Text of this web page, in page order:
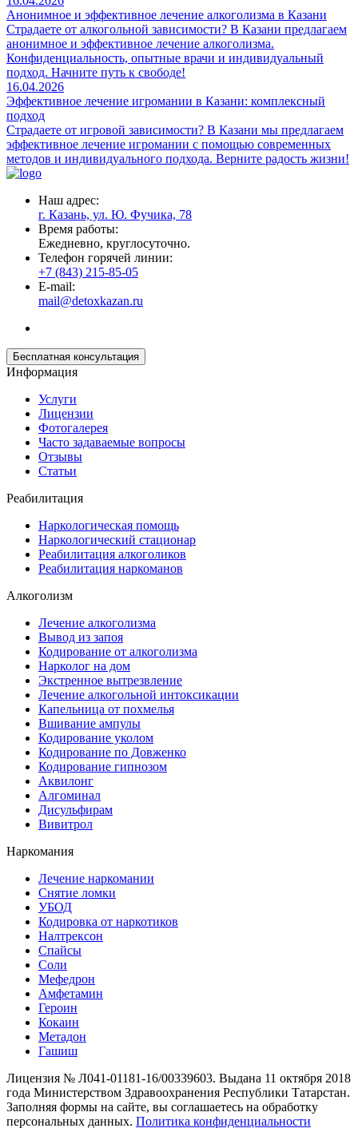
Анонимное и эффективное лечение алкоголизма в Казани
Страдаете от алкогольной зависимости? В Казани предлагаем
анонимное и эффективное лечение алкоголизма.
Конфиденциальность, опытные врачи и индивидуальный
подход. Начните путь к свободе!
16.04.2026
Эффективное лечение игромании в Казани: комплексный
подход
Страдаете от игровой зависимости? В Казани мы предлагаем
эффективное лечение игромании с помощью современных
методов и индивидуального подхода. Верните радость жизни!
Наш адрес:
г. Казань, ул. Ю. Фучика, 78
Время работы:
Ежедневно, круглосуточно.
Телефон горячей линии:
+7 (843) 215-85-05
E-mail:
mail@detoxkazan.ru
Бесплатная консультация
Информация
Услуги
Лицензии
Фотогалерея
Часто задаваемые вопросы
Отзывы
Статьи
Реабилитация
Наркологическая помощь
Наркологический стационар
Реабилитация алкоголиков
Реабилитация наркоманов
Алкоголизм
Лечение алкоголизма
Вывод из запоя
Кодирование от алкоголизма
Нарколог на дом
Экстренное вытрезвление
Лечение алкогольной интоксикации
Капельница от похмелья
Вшивание ампулы
Кодирование уколом
Кодирование по Довженко
Кодирование гипнозом
Аквилонг
Алгоминал
Дисульфирам
Вивитрол
Наркомания
Лечение наркомании
Снятие ломки
УБОД
Кодировка от наркотиков
Налтрексон
Спайсы
Соли
Мефедрон
Амфетамин
Героин
Кокаин
Метадон
Гашиш
Лицензия № Л041-01181-16/00339603. Выдана 11 октября 2018
года Министерством Здравоохранения Республики Татарстан.
Заполняя формы на сайте, вы соглашаетесь на обработку
персональных данных. Политика конфиденциальности